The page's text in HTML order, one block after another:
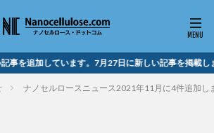
を追加しています。7月27日に新しい記事を掲載し
ナノセルロースニュース2021年11月に4件追加し